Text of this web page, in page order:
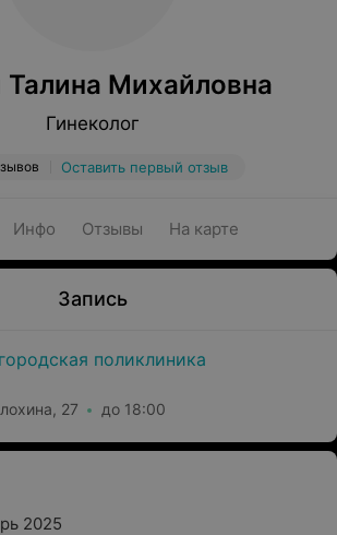
Михайловна
Гинеколог
Оставить первый отзыв
Инфо Отзывы На карте
Запись
поликлиника
27 до 18:00
2025